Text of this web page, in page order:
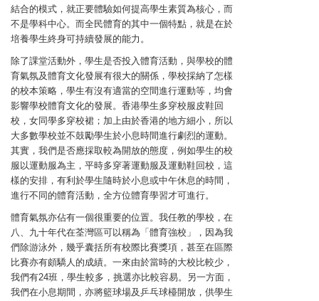
結合的模式，就正要體驗如何提高學生素質為核心，而
不是學科中心。而全民體育的其中一個特點，就是在於
培養學生終身可持續發展的能力。
除了課堂活動外，學生是否投入體育活動，與學校的體
育氣氛及體育文化發展有很大的關係，學校採納了怎樣
的校本策略，學生有沒有適當的空間進行運動等，均會
影響學校體育文化的發展。香港學生多穿校服皮鞋回
校，女同學多穿校裙；加上由於香港的地方細小，所以
大多數學校並不鼓勵學生於小息時間進行劇烈的運動。
其實，我們是否應採取較為開放的態度，例如學生的校
服以運動服為主，平時多穿著運動服及運動鞋回校，這
樣的安排，有利於學生隨時於小息或中午休息的時間，
進行不同的體育活動，全方位體育學習才可進行。
體育氣氛亦佔有一個很重要的位置。我任教的學校，在
八、九十年代在荃灣區可以稱為「體育強校」，因為我
們除游泳外，幾乎囊括所有校際比賽獎項，甚至在區際
比賽亦有頗驕人的成績。一來由於當時的大校比較少，
我們有24班，學生較多，挑選亦比較容易。另一方面，
我們在小息期間，亦將籃球場及乒乓球檯開放，供學生